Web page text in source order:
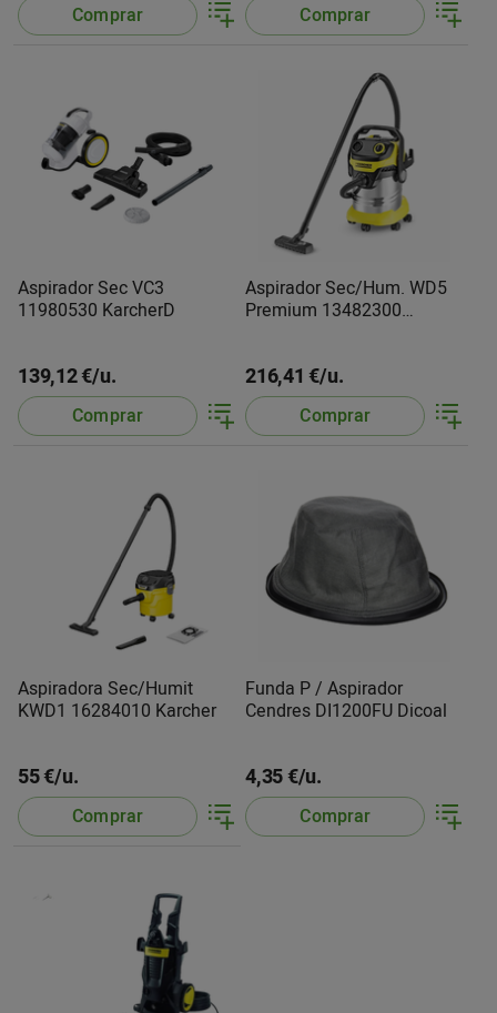
Comprar Comprar
Aspirador Sec VC3
11980530 KarcherD
139,12 €/u.
Comprar
Aspirador Sec/Hum. WD5
Premium 13482300
216,41 €/u.
Comprar
Aspiradora Sec/Humit
KWD1 16284010 Karcher
55 €/u.
Comprar
Funda P / Aspirador
Cendres DI1200FU Dicoal
4,35 €/u.
Comprar